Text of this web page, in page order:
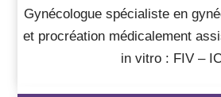
Gynécologue spécialiste en
et procréation médicalement
in vitro : FIV –